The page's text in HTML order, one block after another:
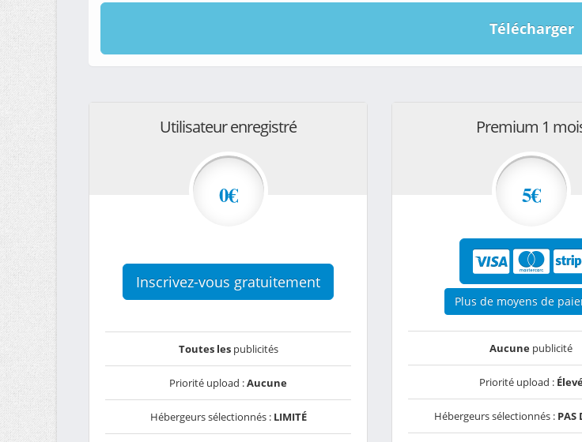
Télécharger
Utilisateur enregistré
0€
Inscrivez-vous gratuitement
Toutes lespublicités
Priorité upload :Aucune
Hébergeurs sélectionnés : LIMITÉ
Premium 1
5€
Plus de moyens de
Aucune publicité
Priorité upload :
Hébergeurs sélectionnés : PAS